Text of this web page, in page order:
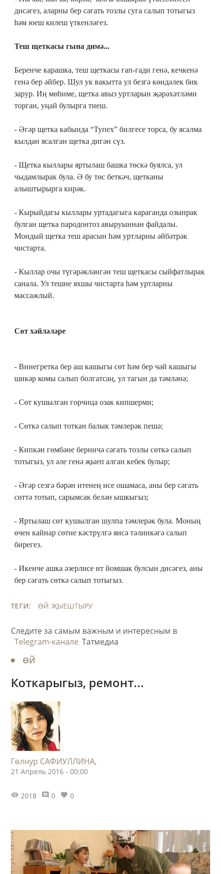
дисәгез, аларны бер сәгать тозлы суга салып тотыгыз
һәм юеш килеш үткенләгез.
Теш щеткасы гына димә...
Беренче карашка, теш щеткасы гап-гади генә, кечкенә
генә бер әйбер. Шул ук вакытта ул безгә көндәлек бик
зарур. Иң мөһиме, щетка авыз уртларын җәрәхәтләми
торган, уңай булырга тиеш.
- Әгәр щетка кабында “Тупех” билгесе торса, бу ясалма
кылдан ясалган щетка дигән сүз.
- Щетка кыллары яртылаш башка төскә буялса, ул
чыдамлырак була. Ә бу төс беткәч, щетканы
алыштырырга кирәк.
- Кырыйдагы кыллары уртадагыга караганда озынрак
булган щетка пародонтоз авыруыннан файдалы.
Мондый щетка теш ара­сын һәм уртларны әйбәтрәк
чистарта.
- Кыллар очы түгәрәкләнгән теш щет­касы сыйфатлырак
санала. Ул тешне яхшы чистарта һәм уртларны
массажлый.
Сөт хәйләләре
- Винегретка бер аш кашыгы сөт һәм бер чәй кашыгы
шикәр ко­мы салып болгатсаң, ул тагын да тәмләнә;
- Сөт кушылган горчица озак кипшерми;
- Сөткә салып тоткан балык тәмлерәк пешә;
- Кипкән гөмбәне берничә сәгать тозлы сөткә салып
тотыгыз, ул әле генә җыеп алган кебек булыр;
- Әгәр сезгә бәрән итенең исе ошамаса, аны бер сәгать
сөттә тотып, сарымсак белән ышкыгыз;
- Яртылаш сөт кушылган шулпа тәмлерәк була. Моның
өчен кайнар сөтне кәстрүлгә яисә тәлинкәгә салып
бирегез.
- Икенче ашка әзерлисе ит йомшак булсын дисәгез, аны
бер сәгать сөткә салып тотыгыз.
ТЕГИ: ӨЙ ҖЫЕШТЫРУ
Следите за самым важным и интересным в
Telegram-канале Татмедиа
ӨЙ
Коткарыгыз, ремонт...
Гөлнур САФИУЛЛИНА,
21 Апрель 2016 - 00:00
2018 0 0